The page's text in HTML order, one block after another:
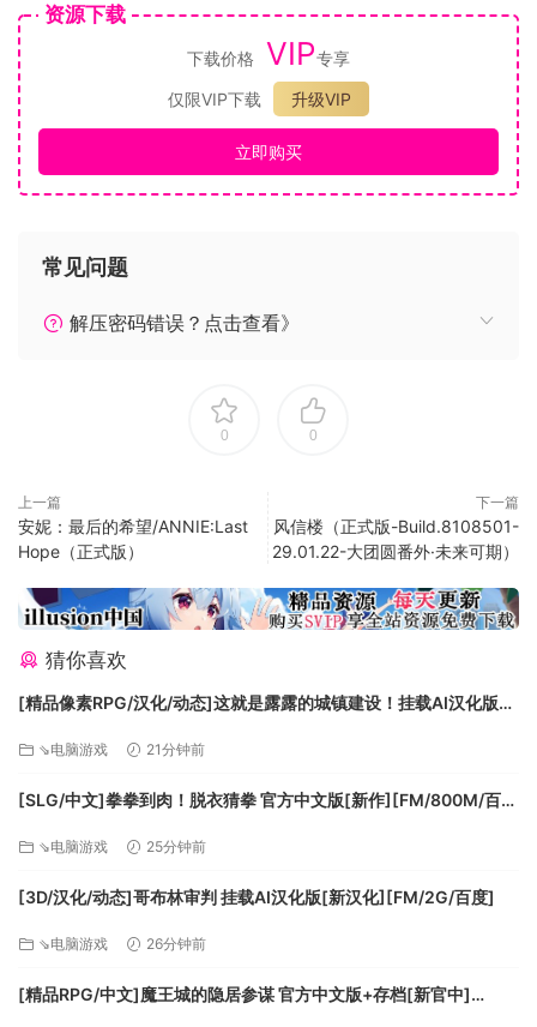
欺诈之地
2021年6月2日
卡牌战斗轻度 Rogue角色扮演牌组构建选择取向
《欺诈之地》是一款卡牌组建的rogue-like游戏，你可以在游
戏中协商、战斗、行窃或是说服他人来达到自己的目的。每个
决定都至关重要，不管是接受什么任务、跟谁交朋友、还是收
集哪些卡牌。
家在一个支离破碎的科幻世界中通过一系列的协商和战斗进行
每个决定都至关重要，不管是接受什么任务、跟谁交朋友、还
你可以扮演萨儿、鲁克或是史密斯进行游戏。每位人物都有自
己专精的卡组、技能和专属的地图。萨儿是一名探险家，她追
行着自己的秘密计划。史密斯是个游手好闲的散人，说不定可
以拯救一下世界。每个可玩人物的故事都发生在一个独一无二
的环境中，那里有各种势力和新的场所等待被发现，并为你所
用。
与强大的头目战斗：
与强敌作战，使用特殊攻击和独有的机制来检验你的战斗牌组
通过花钱找雇佣兵、依靠宠物或是逼迫好友来达到你的目的。
掌握数百张卡牌
下的敌人身上获得强大的道具牌，也可以通过任务奖励获得它
掌握数百张卡牌
每个人物都有独特的协商牌和战斗牌的选牌池。你既可以从倒
们。
每个决定都至关重要
杀死敌人可能会引来对方亲友的仇恨；但如果斩草不除根，又
资源下载
下载价格 VIP专享
仅限VIP下载
升级VIP
立即购买
常见问题
解压密码错误？点击查看》
0 0
上一篇
安妮：最后的希望/ANNIE:Last
Hope（正式版）
下一篇
风信楼（正式版-Build.8108501-
29.01.22-大团圆番外·未来可期）
猜你喜欢
[精品像素RPG/汉化/动态]这就是露露的城镇建设！挂载AI汉化版
⇘电脑游戏 21分钟前
[SLG/中文]拳拳到肉！脱衣猜拳 官方中文版[新作][FM/800M/百
⇘电脑游戏 25分钟前
[3D/汉化/动态]哥布林审判 挂载AI汉化版[新汉化][FM/2G/百度]
⇘电脑游戏 26分钟前
[精品RPG/中文]魔王城的隐居参谋 官方中文版+存档[新官中]